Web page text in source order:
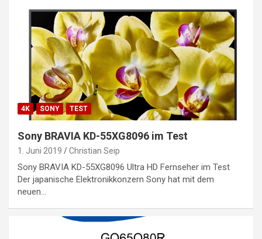
4K SONY TEST
Sony BRAVIA KD-55XG8096 im Test
1. Juni 2019 Christian Seip
Sony BRAVIA KD-55XG8096 Ultra HD Fernseher im Test
Der japanische Elektronikkonzern Sony hat mit dem
neuen…